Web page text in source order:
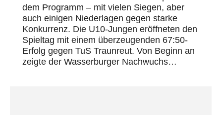
dem Programm – mit vielen Siegen, aber
auch einigen Niederlagen gegen starke
Konkurrenz. Die U10-Jungen eröffneten den
Spieltag mit einem überzeugenden 67:50-
Erfolg gegen TuS Traunreut. Von Beginn an
zeigte der Wasserburger Nachwuchs…